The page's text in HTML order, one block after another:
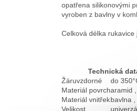
opatřena silikonovými
vyroben z bavlny v
Celková délka
Technická
Žáruvzdorné
do
Materiál povrcharamid
Materiál vnitřekbavlna
Velikost